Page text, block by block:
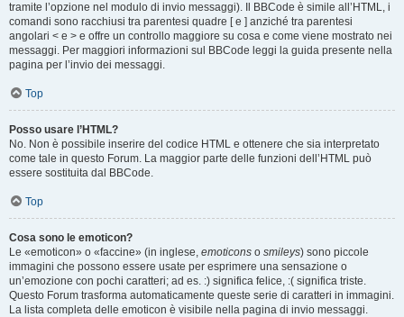
tramite l’opzione nel modulo di invio messaggi). Il BBCode è simile all’HTML, i
comandi sono racchiusi tra parentesi quadre [ e ] anziché tra parentesi
angolari < e > e offre un controllo maggiore su cosa e come viene mostrato nei
messaggi. Per maggiori informazioni sul BBCode leggi la guida presente nella
pagina per l’invio dei messaggi.
Top
Posso usare l’HTML?
No. Non è possibile inserire del codice HTML e ottenere che sia interpretato
come tale in questo Forum. La maggior parte delle funzioni dell’HTML può
essere sostituita dal BBCode.
Top
Cosa sono le emoticon?
Le «emoticon» o «faccine» (in inglese, emoticons o smileys) sono piccole
immagini che possono essere usate per esprimere una sensazione o
un’emozione con pochi caratteri; ad es. :) significa felice, :( significa triste.
Questo Forum trasforma automaticamente queste serie di caratteri in immagini.
La lista completa delle emoticon è visibile nella pagina di invio messaggi.